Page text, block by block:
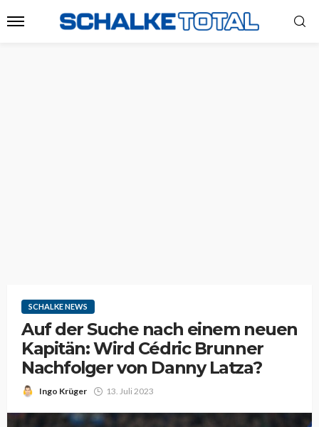
SCHALKE NEWS
Auf der Suche nach einem neuen
Kapitän: Wird Cédric Brunner
Nachfolger von Danny Latza?
Ingo Krüger 13. Juli 2023